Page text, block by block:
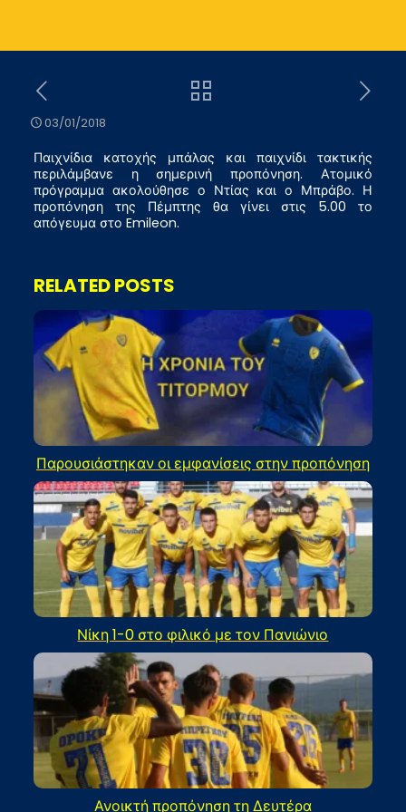
03/01/2018
Παιχνίδια κατοχής μπάλας και παιχνίδι τακτικής
περιλάμβανε η σημερινή προπόνηση. Ατομικό
πρόγραμμα ακολούθησε ο Ντίας και ο Μπράβο. Η
προπόνηση της Πέμπτης θα γίνει στις 5.00 το
απόγευμα στο Emileon.
RELATED POSTS
Παρουσιάστηκαν οι εμφανίσεις στην προπόνηση
Νίκη 1-0 στο φιλικό με τον Πανιώνιο
Ανοικτή προπόνηση τη Δευτέρα